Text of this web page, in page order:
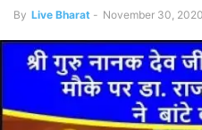
By Live Bharat - November 30, 2020